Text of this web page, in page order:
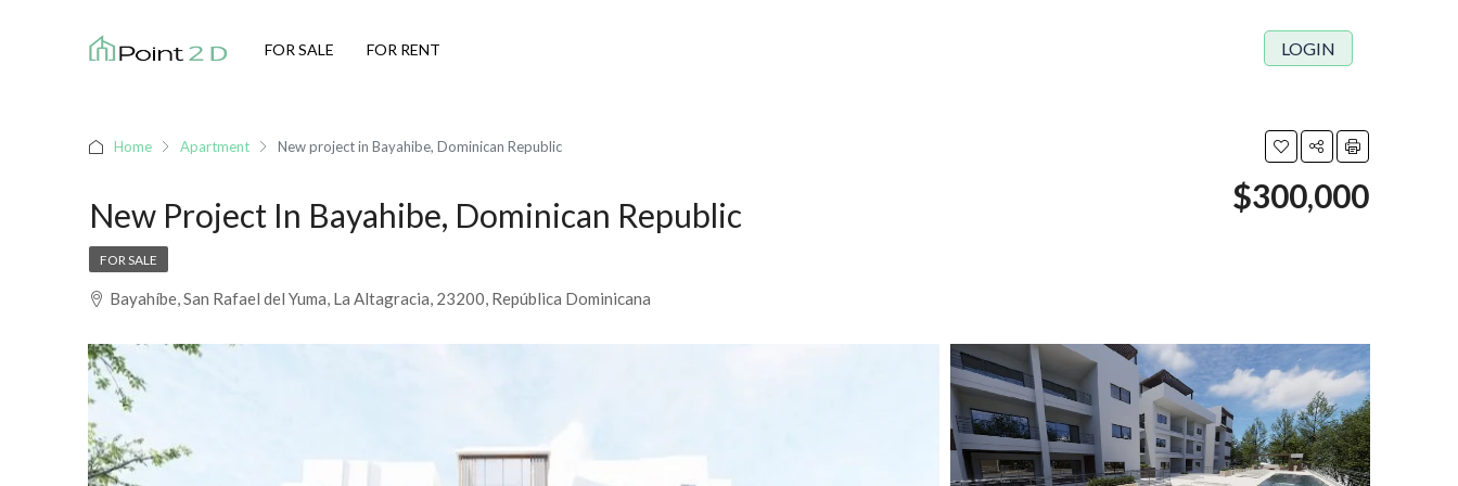
FOR SALE FOR RENT LOGIN
Home Apartment New project in Bayahibe, Dominican Republic
New Project In Bayahibe, Dominican Republic $300,000
FOR SALE
Bayahíbe, San Rafael del Yuma, La Altagracia, 23200, República Dominicana